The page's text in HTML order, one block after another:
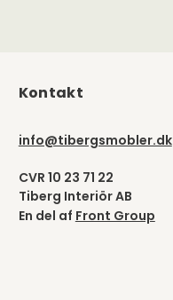
Kontakt
info@tibergsmobler.dk
CVR 10 23 71 22
Tiberg Interiör AB
En del af Front Group